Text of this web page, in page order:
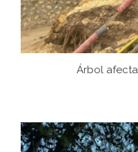
Árbol